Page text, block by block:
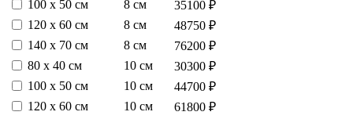
100 х 50 см
8 см
35100 ₽
120 х 60 см
8 см
48750 ₽
140 х 70 см
8 см
76200 ₽
80 х 40 см
10 см
30300 ₽
100 х 50 см
10 см
44700 ₽
120 х 60 см
10 см
61800 ₽